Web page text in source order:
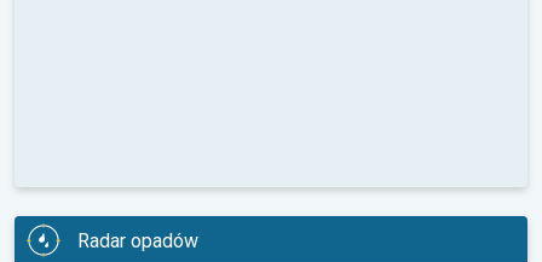
Radar opadów